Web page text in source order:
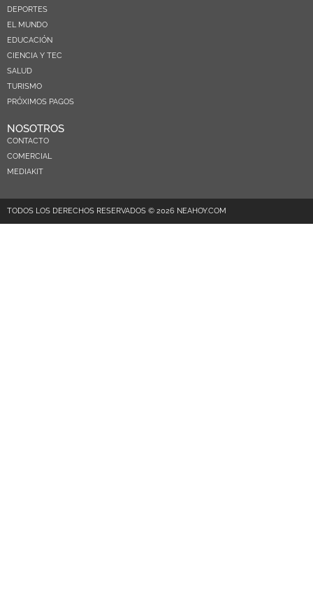
DEPORTES
EL MUNDO
EDUCACIÓN
CIENCIA Y TEC
SALUD
TURISMO
PRÓXIMOS PAGOS
NOSOTROS
CONTACTO
COMERCIAL
MEDIAKIT
TODOS LOS DERECHOS RESERVADOS © 2026 NEAHOY.COM